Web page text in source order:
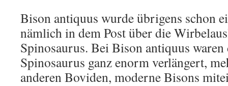
Bison antiquus wurde übrigens schon
nämlich in dem Post über die
Spinosaurus. Bei Bison antiquus waren
Spinosaurus ganz enorm verlängert,
anderen Boviden, moderne Bisons